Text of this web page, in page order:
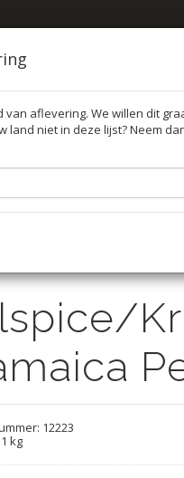
- "jamaica peper",
12223
kg
aflevering. We willen dit
land niet in deze lijst? Neem